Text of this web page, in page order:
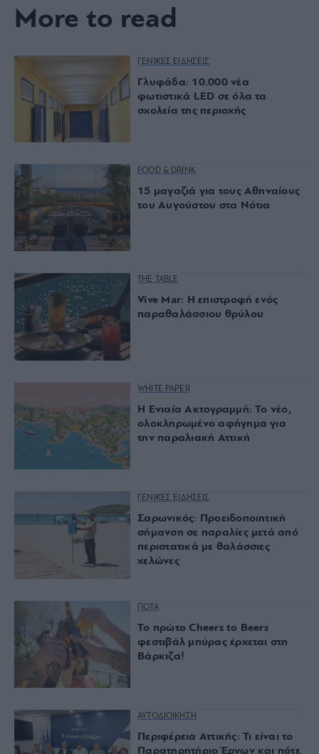
More to read
ΓΕΝΙΚΕΣ ΕΙΔΗΣΕΙΣ
Γλυφάδα: 10.000 νέα
φωτιστικά LED σε όλα τα
σχολεία της περιοχής
FOOD & DRINK
15 μαγαζιά για τους Αθηναίους
του Αυγούστου στα Νότια
THE TABLE
Vive Mar: Η επιστροφή ενός
παραθαλάσσιου θρύλου
WHITE PAPER
Η Ενιαία Ακτογραμμή: Το νέο,
ολοκληρωμένο αφήγημα για
την παραλιακή Αττική
ΓΕΝΙΚΕΣ ΕΙΔΗΣΕΙΣ
Σαρωνικός: Προειδοποιητική
σήμανση σε παραλίες μετά από
περιστατικά με θαλάσσιες
χελώνες
ΠΟΤΑ
Το πρώτο Cheers to Beers
φεστιβάλ μπύρας έρχεται στη
Βάρκιζα!
ΑΥΤΟΔΙΟΙΚΗΣΗ
Περιφέρεια Αττικής: Τι είναι το
Παρατηρητήριο Έργων και πότε